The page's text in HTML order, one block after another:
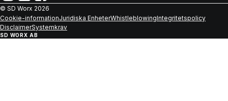
© SD Worx 2026
Cookie-informationJuridiska EnheterWhistleblowingIntegritetspolicy
DisclaimerSystemkrav
SD WORX AB